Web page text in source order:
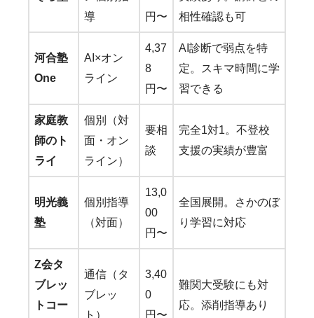
導
円〜
相性確認も可
河合塾
One
AI×オン
ライン
4,37
8
円〜
AI診断で弱点を特
定。スキマ時間に学
習できる
家庭教
師のト
ライ
個別（対
面・オン
ライン）
要相
談
完全1対1。不登校
支援の実績が豊富
明光義
塾
個別指導
（対面）
13,0
00
円〜
全国展開。さかのぼ
り学習に対応
Z会タ
ブレッ
トコー
通信（タ
ブレッ
ト）
3,40
0
円〜
難関大受験にも対
応。添削指導あり